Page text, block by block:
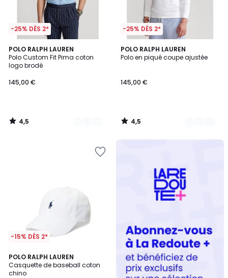
-25% DÈS 2*
POLO RALPH LAUREN
Polo Custom Fit Pima coton
logo brodé
145,00 €
4,5
/ 5
2
Couleurs
4,5
/
-25% DÈS 2*
POLO RALPH LAUREN
Polo en piqué coupe ajustée
145,00 €
4,5
/ 5
2
Couleurs
4,5
/
-15% DÈS 2*
POLO RALPH LAUREN
Casquette de baseball coton
chino
4,8
/ 5